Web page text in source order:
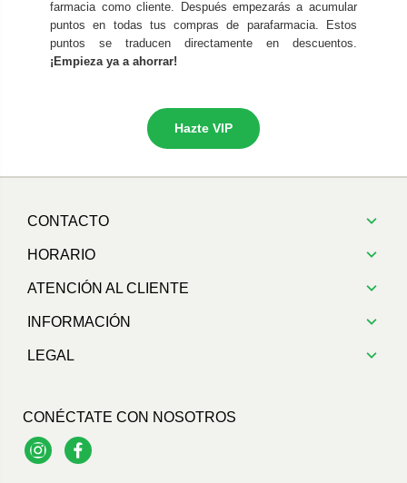
farmacia como cliente. Después empezarás a acumular
puntos en todas tus compras de parafarmacia. Estos
puntos se traducen directamente en descuentos.
¡Empieza ya a ahorrar!
Hazte VIP
CONTACTO
HORARIO
ATENCIÓN AL CLIENTE
INFORMACIÓN
LEGAL
CONÉCTATE CON NOSOTROS
InstagramFacebook